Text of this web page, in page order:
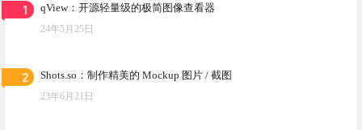
1 qView：开源轻量级的极简图像查看器
24年5月25日
2 Shots.so：制作精美的 Mockup 图片 / 截图
23年6月21日